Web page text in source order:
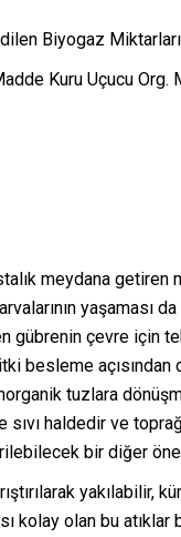
Biyogaz
Kuru Uçucu Org.
meydana getiren
yaşaması
gübrenin çevre için
besleme açısından
tuzlara
sıvı haldedir ve
bir diğer
yakılabilir,
kolay olan bu atıklar